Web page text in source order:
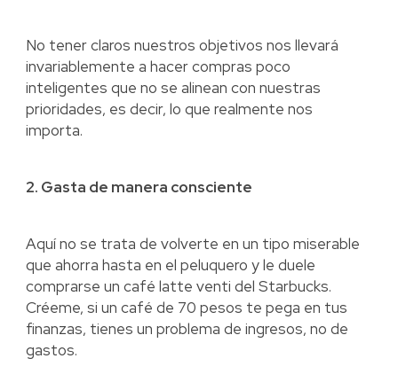
No tener claros nuestros objetivos nos llevará
invariablemente a hacer compras poco
inteligentes que no se alinean con nuestras
prioridades, es decir, lo que realmente nos
importa.
2. Gasta de manera consciente
Aquí no se trata de volverte en un tipo miserable
que ahorra hasta en el peluquero y le duele
comprarse un café latte venti del Starbucks.
Créeme, si un café de 70 pesos te pega en tus
finanzas, tienes un problema de ingresos, no de
gastos.